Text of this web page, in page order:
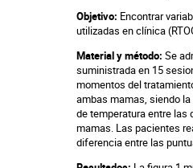
Objetivo: Encontrar
utilizadas en clínica
Material y método: Se
suministrada en 15
momentos del
ambas mamas, siendo
de temperatura entre las
mamas. Las pacientes
diferencia entre las